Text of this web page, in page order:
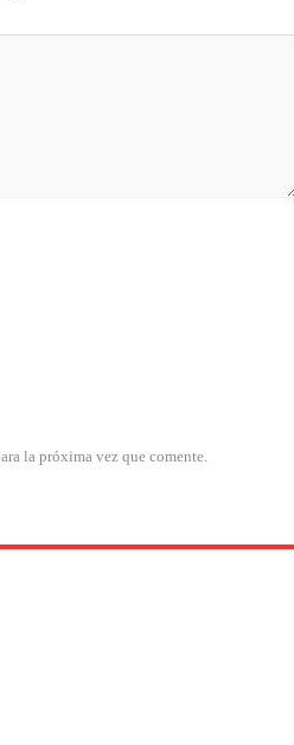
la próxima vez que comente.